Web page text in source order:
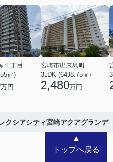
１丁目
㎡)
万円
宮崎市出来島町
3LDK (6498.75㎡)
2,480万円
レクシアシティ宮崎アクアグランデ
▲
トップへ戻る